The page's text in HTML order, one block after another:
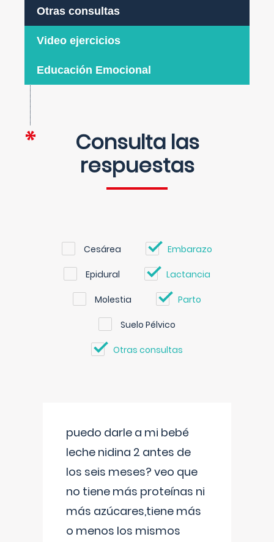
Otras consultas
Video ejercicios
Educación Emocional
Consulta las
respuestas
Cesárea Embarazo
Epidural Lactancia
Molestia Parto
Suelo Pélvico
Otras consultas
puedo darle a mi bebé
leche nidina 2 antes de
los seis meses? veo que
no tiene más proteínas ni
más azúcares,tiene más
o menos los mismos